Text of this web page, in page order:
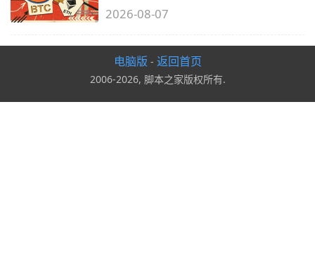
2026-08-07
电脑版 - 返回首页
2006-2026, 脚本之家版权所有.